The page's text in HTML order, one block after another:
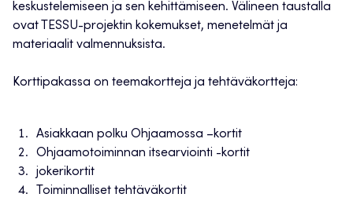
keskustelemiseen ja sen kehittämiseen. Välineen taustalla
ovat TESSU-projektin kokemukset, menetelmät ja
materiaalit valmennuksista.
Korttipakassa on teemakortteja ja tehtäväkortteja:
Asiakkaan polku Ohjaamossa –kortit
Ohjaamotoiminnan itsearviointi -kortit
jokerikortit
Toiminnalliset tehtäväkortit